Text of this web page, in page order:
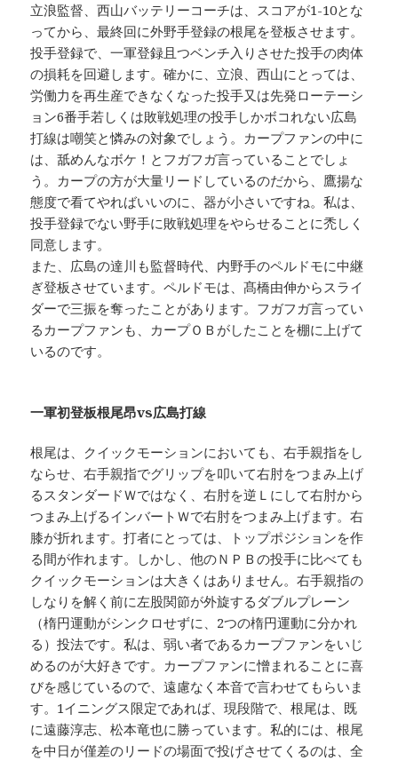
立浪監督、西山バッテリーコーチは、スコアが1-10とな
ってから、最終回に外野手登録の根尾を登板させます。
投手登録で、一軍登録且つベンチ入りさせた投手の肉体
の損耗を回避します。確かに、立浪、西山にとっては、
労働力を再生産できなくなった投手又は先発ローテーシ
ョン6番手若しくは敗戦処理の投手しかボコれない広島
打線は嘲笑と憐みの対象でしょう。カープファンの中に
は、舐めんなボケ！とフガフガ言っていることでしょ
う。カープの方が大量リードしているのだから、鷹揚な
態度で看てやればいいのに、器が小さいですね。私は、
投手登録でない野手に敗戦処理をやらせることに禿しく
同意します。
また、広島の達川も監督時代、内野手のペルドモに中継
ぎ登板させています。ペルドモは、髙橋由伸からスライ
ダーで三振を奪ったことがあります。フガフガ言ってい
るカープファンも、カープＯＢがしたことを棚に上げて
いるのです。
一軍初登板根尾昂vs広島打線
根尾は、クイックモーションにおいても、右手親指をし
ならせ、右手親指でグリップを叩いて右肘をつまみ上げ
るスタンダードＷではなく、右肘を逆Ｌにして右肘から
つまみ上げるインバートＷで右肘をつまみ上げます。右
膝が折れます。打者にとっては、トップポジションを作
る間が作れます。しかし、他のＮＰＢの投手に比べても
クイックモーションは大きくはありません。右手親指の
しなりを解く前に左股関節が外旋するダブルプレーン
（楕円運動がシンクロせずに、2つの楕円運動に分かれ
る）投法です。私は、弱い者であるカープファンをいじ
めるのが大好きです。カープファンに憎まれることに喜
びを感じているので、遠慮なく本音で言わせてもらいま
す。1イニングス限定であれば、現段階で、根尾は、既
に遠藤淳志、松本竜也に勝っています。私的には、根尾
を中日が僅差のリードの場面で投げさせてくるのは、全